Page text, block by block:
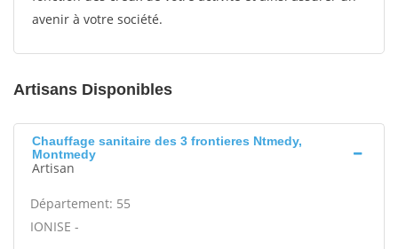
avenir à votre société.
Artisans Disponibles
Chauffage sanitaire des 3 frontieres Ntmedy,
Montmedy
Artisan
Département: 55
IONISE -